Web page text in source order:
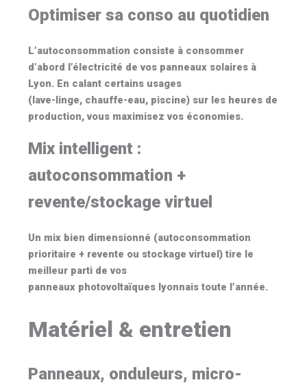
Optimiser sa conso au quotidien
L’autoconsommation consiste à consommer
d’abord l’électricité de vos panneaux solaires à
Lyon. En calant certains usages
(lave-linge, chauffe-eau, piscine) sur les heures de
production, vous maximisez vos économies.
Mix intelligent :
autoconsommation +
revente/stockage virtuel
Un mix bien dimensionné (autoconsommation
prioritaire + revente ou stockage virtuel) tire le
meilleur parti de vos
panneaux photovoltaïques lyonnaistoute l’année.
Matériel & entretien
Panneaux, onduleurs, micro-